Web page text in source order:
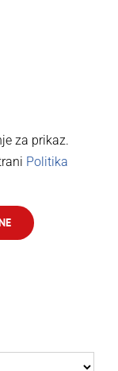
za prikaz.
Politika